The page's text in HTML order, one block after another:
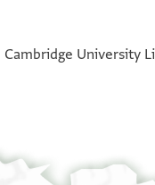
Cambridge University